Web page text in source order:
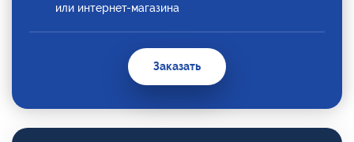
или интернет-магазина
Заказать